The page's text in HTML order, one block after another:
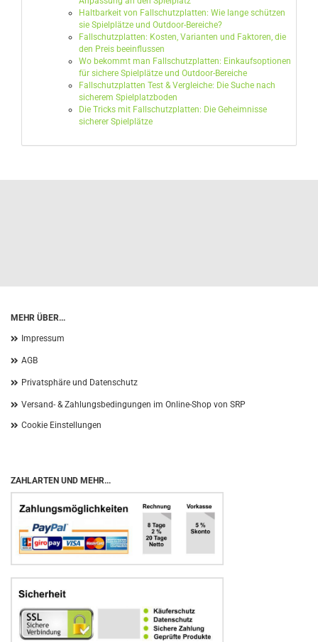
Haltbarkeit von Fallschutzplatten: Wie lange schützen
sie Spielplätze und Outdoor-Bereiche?
Fallschutzplatten: Kosten, Varianten und Faktoren, die
den Preis beeinflussen
Wo bekommt man Fallschutzplatten: Einkaufsoptionen
für sichere Spielplätze und Outdoor-Bereiche
Fallschutzplatten Test & Vergleiche: Die Suche nach
sicherem Spielplatzboden
Die Tricks mit Fallschutzplatten: Die Geheimnisse
sicherer Spielplätze
MEHR ÜBER...
Impressum
AGB
Privatsphäre und Datenschutz
Versand- & Zahlungsbedingungen im Online-Shop von SRP
Cookie Einstellungen
ZAHLARTEN UND MEHR...